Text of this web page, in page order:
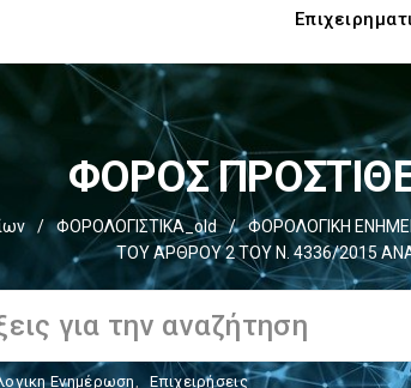
ΦΟΡΟΣ
/ ΦΟΡΟΛΟΓΙΣΤΙΚΑ_old / ΦΟΡΟΛΟΓΙΚΗ
ΤΟΥ ΑΡΘΡΟΥ 2 ΤΟΥ Ν. 4336/2015
Ενημέρωση, Επιχειρήσεις